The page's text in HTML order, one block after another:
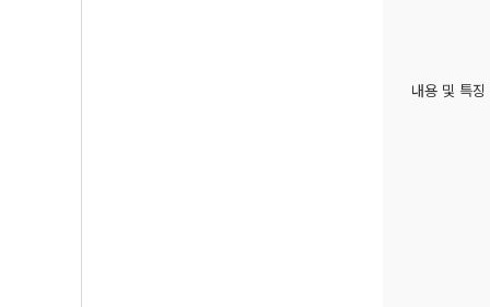
내용 및 특징